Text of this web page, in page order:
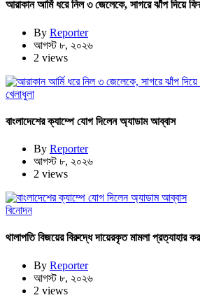
আরাকান আর্মি ধরে নিল ৩ জেলেকে, সাগরে ঝাঁপ দিয়ে
By Reporter
আগস্ট ৮, ২০২৬
2 views
খেলাধুলা
বাংলাদেশের ক্যাম্পে যোগ দিলেন অ্যাডাম আব্বাস
By Reporter
আগস্ট ৮, ২০২৬
2 views
বিনোদন
থালাপতি বিজয়ের বিরুদ্ধে দায়েরকৃত মামলা প্রত্যাহার
By Reporter
আগস্ট ৮, ২০২৬
2 views